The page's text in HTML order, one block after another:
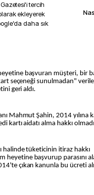
'i tercih
ekleyerek
daha sık
başvuran müşteri, bir
seçeneği sunulmadan"
geri aldı.
Mahmut Şahin, 2014 yılına
kartı aidatı alma hakkı
halinde tüketicinin itiraz hakkı
heyetine başvurup parasını
çıkan kanunla bu ücreti